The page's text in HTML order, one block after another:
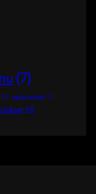
(7)
(1) pelisuunnittelu (1)
(2)